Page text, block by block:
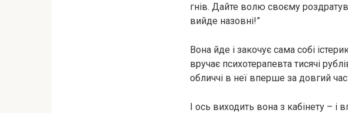
гнів. Дайте волю своєму
вийде назовні!”
Вона йде і закочує сама собі
вручає психотерапевта тисячі
обличчі в неї вперше за довгий
І ось виходить вона з кабінету – і